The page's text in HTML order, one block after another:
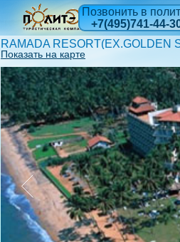
Позвонить в
+7(495)741-44-
RAMADA RESORT(EX.GOLDEN
Показать на карте